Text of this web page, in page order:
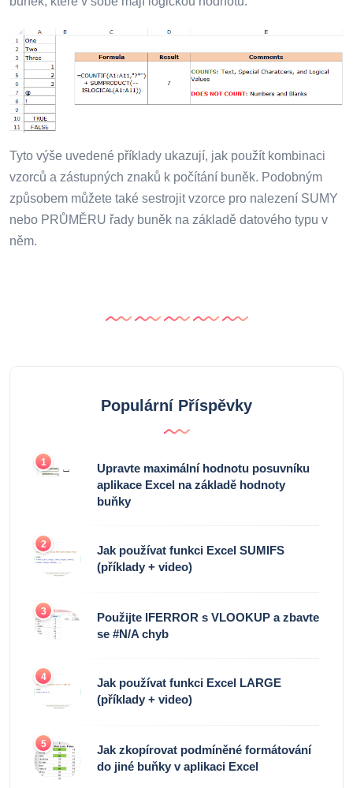
Tyto výše uvedené příklady ukazují, jak použít kombinaci
vzorců a zástupných znaků k počítání buněk. Podobným
způsobem můžete také sestrojit vzorce pro nalezení SUMY
nebo PRŮMĚRU řady buněk na základě datového typu v
něm.
Populární Příspěvky
1
Upravte maximální hodnotu posuvníku
aplikace Excel na základě hodnoty
buňky
2
Jak používat funkci Excel SUMIFS
(příklady + video)
3
Použijte IFERROR s VLOOKUP a zbavte
se #N/A chyb
4
Jak používat funkci Excel LARGE
(příklady + video)
5
Jak zkopírovat podmíněné formátování
do jiné buňky v aplikaci Excel